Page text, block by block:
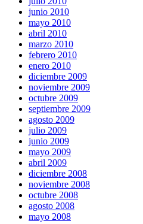
junio 2010
mayo 2010
abril 2010
marzo 2010
febrero 2010
enero 2010
diciembre 2009
noviembre 2009
octubre 2009
septiembre 2009
agosto 2009
julio 2009
junio 2009
mayo 2009
abril 2009
diciembre 2008
noviembre 2008
octubre 2008
agosto 2008
mayo 2008